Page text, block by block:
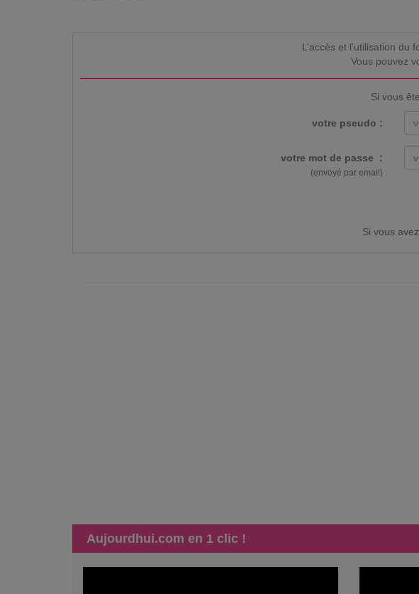
L’accès et l’utilisation
Vous pouvez
Si vous
votre pseudo :
votre mot de passe :
(envoyé par email)
Si vous
Aujourdhui.com en 1 clic !